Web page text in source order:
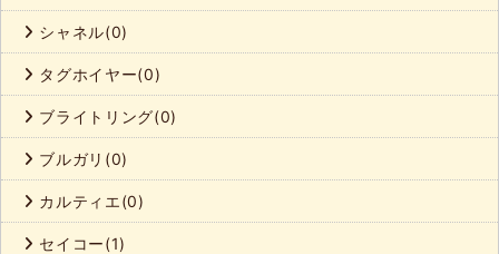
シャネル(0)
タグホイヤー(0)
ブライトリング(0)
ブルガリ(0)
カルティエ(0)
セイコー(1)